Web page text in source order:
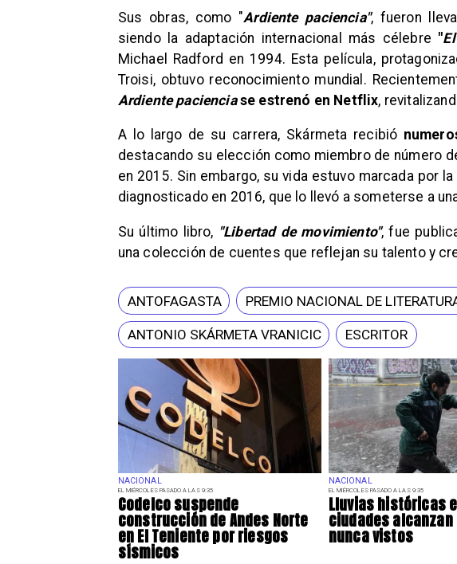
NACIONAL
EL MIÉRCOLES PASADO A LAS 9:35
Codelco suspende
construcción de Andes Norte
en El Teniente por riesgos
sísmicos
NACIONAL
EL MIÉRCOLES PASADO A LAS 9:35
Lluvias históricas
ciudades alcanzan
nunca vistos
Sus obras, como "Ardiente paciencia", fueron
siendo la adaptación internacional más célebre "
Michael Radford en 1994. Esta película,
Troisi, obtuvo reconocimiento mundial.
Ardiente pacienciase estrenó en Netflix,
A lo largo de su carrera, Skármeta recibió
destacando su elección como miembro de número
en 2015. Sin embargo, su vida estuvo marcada por la
diagnosticado en 2016, que lo llevó a someterse a
​Su último libro, "Libertad de movimiento", fue
una colección de cuentes que reflejan su talento y
ANTOFAGASTA PREMIO NACIONAL DE
ANTONIO SKÁRMETA VRANICIC ESCRITOR